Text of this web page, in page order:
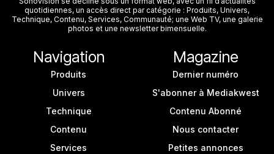
quotidiennes, un accès direct par catégorie : Produits, Univers,
Technique, Contenu, Services, Communauté; une Web TV, une galerie
photos et une newsletter bimensuelle.
Navigation
Produits
Univers
Technique
Contenu
Services
Magazine
Dernier numéro
S'abonner à Mediakwest
Contenu Abonné
Nous contacter
Petites annonces